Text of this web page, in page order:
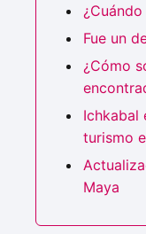
Fue un
¿Cómo
Ichkabal
turismo
Maya